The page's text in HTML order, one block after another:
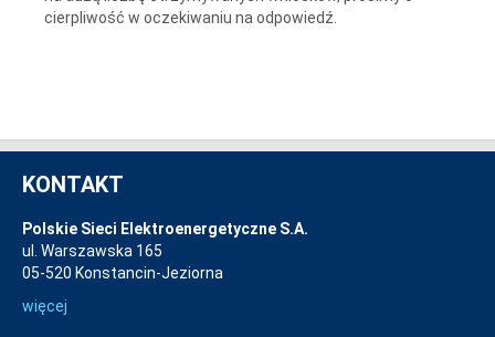
cierpliwość w oczekiwaniu na odpowiedź.
KONTAKT
Polskie Sieci Elektroenergetyczne S.A.
ul. Warszawska 165
05-520 Konstancin-Jeziorna
więcej